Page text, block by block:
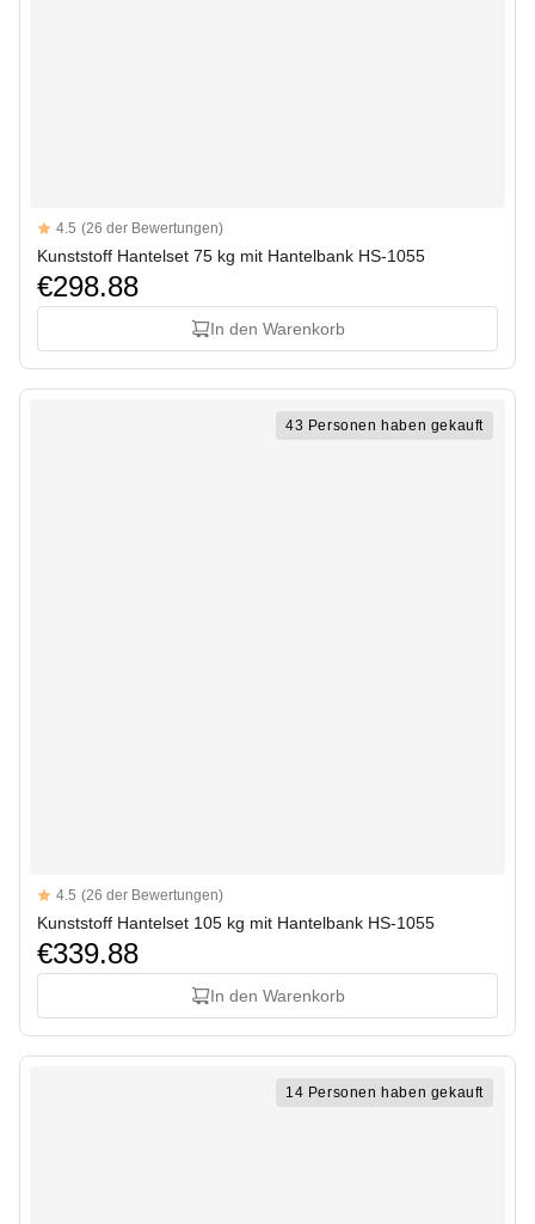
Reviews
4.5 out of 5 stars
4.5 (26 der Bewertungen)
Kunststoff Hantelset 75 kg mit Hantelbank HS-1055
€298.88
In den Warenkorb
43 Personen haben gekauft
Reviews
4.5 out of 5 stars
4.5 (26 der Bewertungen)
Kunststoff Hantelset 105 kg mit Hantelbank HS-1055
€339.88
In den Warenkorb
14 Personen haben gekauft